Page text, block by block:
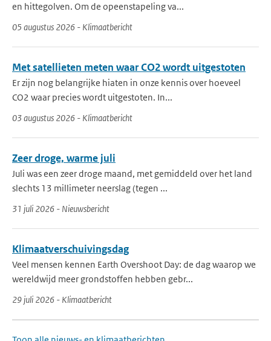
en hittegolven. Om de opeenstapeling va...
05 augustus 2026 - Klimaatbericht
Met satellieten meten waar CO2 wordt uitgestoten
Er zijn nog belangrijke hiaten in onze kennis over hoeveel
CO2 waar precies wordt uitgestoten. In...
03 augustus 2026 - Klimaatbericht
Zeer droge, warme juli
Juli was een zeer droge maand, met gemiddeld over het land
slechts 13 millimeter neerslag (tegen ...
31 juli 2026 - Nieuwsbericht
Klimaatverschuivingsdag
Veel mensen kennen Earth Overshoot Day: de dag waarop we
wereldwijd meer grondstoffen hebben gebr...
29 juli 2026 - Klimaatbericht